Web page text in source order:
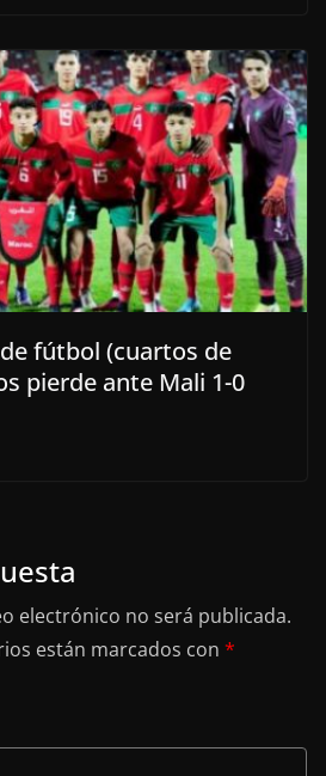
fútbol (cuartos de
pierde ante Mali 1-0
electrónico no será publicada.
están marcados con *